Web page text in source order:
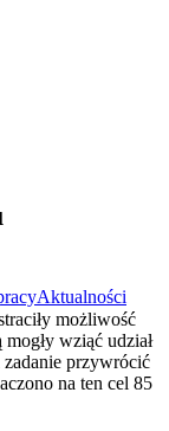
Aktualności
możliwość
wziąć udział
przywrócić
na ten cel 85